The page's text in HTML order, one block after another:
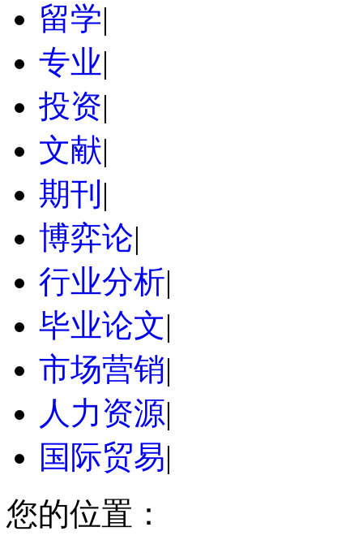
留学|
专业|
投资|
文献|
期刊 |
博弈论|
行业分析|
毕业论文|
市场营销|
人力资源|
国际贸易|
您的位置：